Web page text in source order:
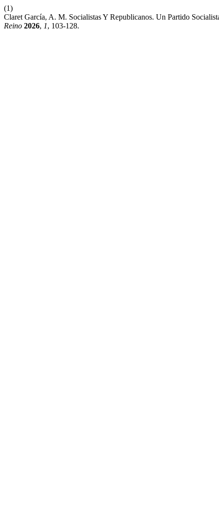
(1)
Claret García, A. M. Socialistas Y Republicanos. Un Partido
Reino 2026, 1, 103-128.